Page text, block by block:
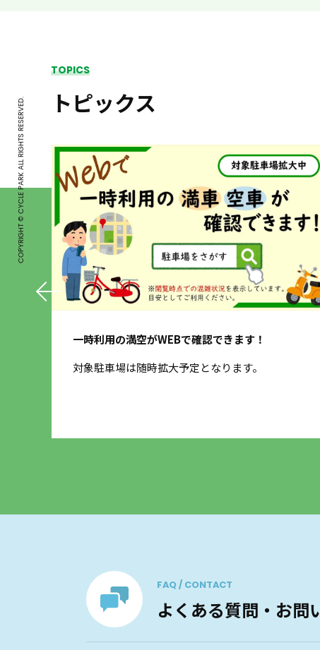
TOPICS
トピックス
一時利用の満空がWEBで確認できます！
対象駐車場は随時拡大予定となります。
FAQ / CONTACT
よくある質問・お問
COPYRIGHT © CYCLE PARK ALL RIGHTS RESERVED.